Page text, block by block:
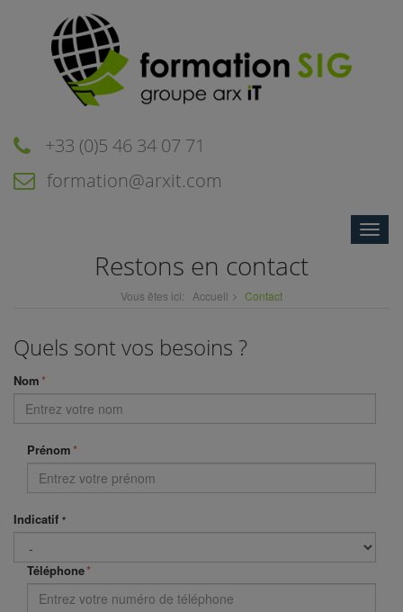
+33 (0)5 46 34 07 71
formation@arxit.com
Toggle
Restons en contact
Vous êtes ici: Accueil Contact
Quels sont vos besoins ?
Nom*
Prénom*
Indicatif *
Téléphone*